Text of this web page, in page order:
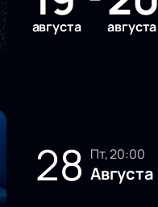
августа августа
28 пт, 20:00
Августа